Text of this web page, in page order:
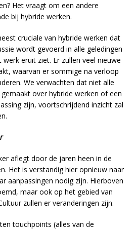
Het vraagt om een andere
bij hybride werken.
cruciale van hybride werken dat
wordt gevoerd in alle geledingen
eruit ziet. Er zullen veel nieuwe
waarvan er sommige na verloop
We verwachten dat niet alle
over hybride werken of een
zijn, voortschrijdend inzicht zal
aflegt door de jaren heen in de
Het is verstandig hier opnieuw naar
aanpassingen nodig zijn. Hierboven
maar ook op het gebied van
zullen er veranderingen zijn.
touchpoints (alles van de